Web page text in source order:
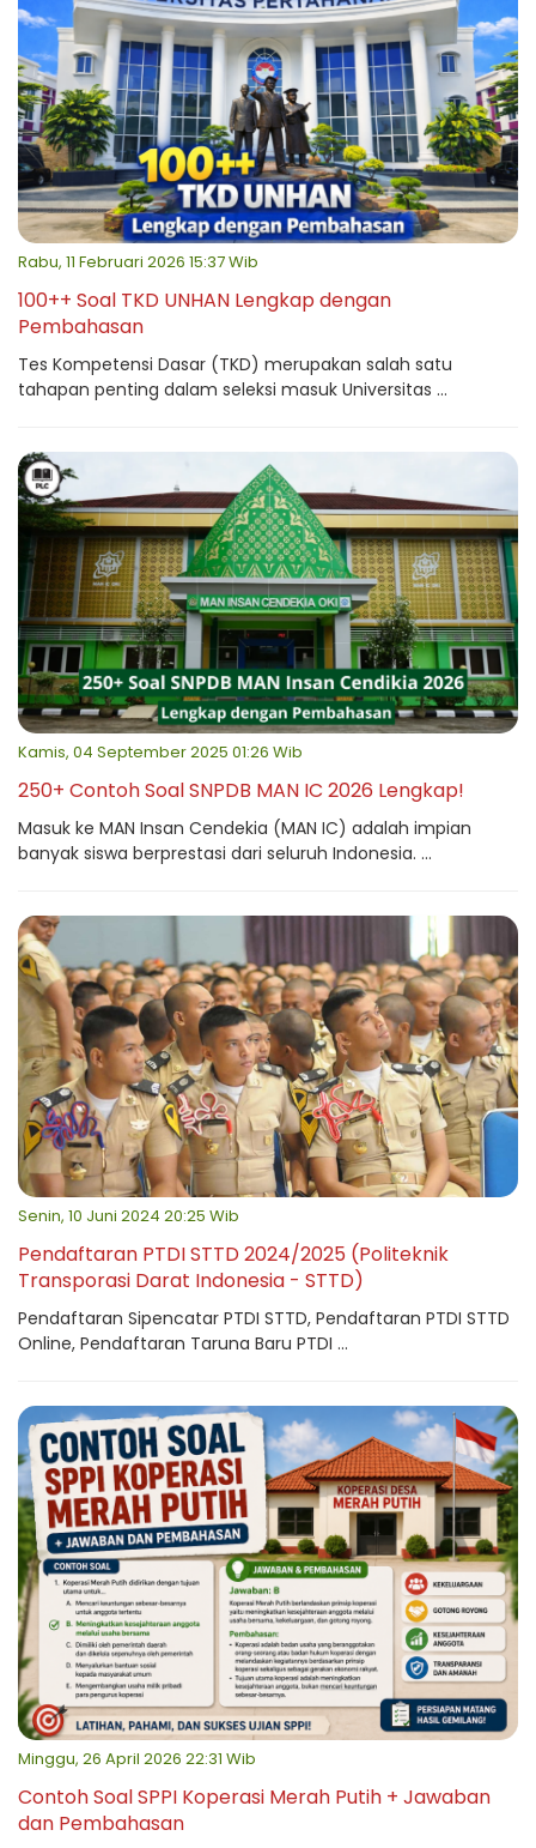
Rabu, 11 Februari 2026 15:37 Wib
100++ Soal TKD UNHAN Lengkap dengan
Pembahasan
Tes Kompetensi Dasar (TKD) merupakan salah satu
tahapan penting dalam seleksi masuk Universitas ...
Kamis, 04 September 2025 01:26 Wib
250+ Contoh Soal SNPDB MAN IC 2026 Lengkap!
Masuk ke MAN Insan Cendekia (MAN IC) adalah impian
banyak siswa berprestasi dari seluruh Indonesia. ...
Senin, 10 Juni 2024 20:25 Wib
Pendaftaran PTDI STTD 2024/2025 (Politeknik
Transporasi Darat Indonesia - STTD)
Pendaftaran Sipencatar PTDI STTD, Pendaftaran PTDI STTD
Online, Pendaftaran Taruna Baru PTDI ...
Minggu, 26 April 2026 22:31 Wib
Contoh Soal SPPI Koperasi Merah Putih + Jawaban
dan Pembahasan